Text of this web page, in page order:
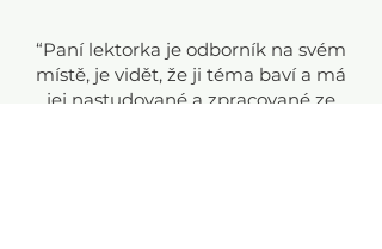
“Paní lektorka je odborník na svém
místě, je vidět, že ji téma baví a má
jej nastudované a zpracované ze